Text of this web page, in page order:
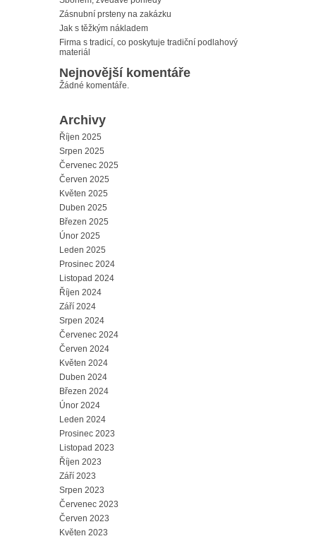
Zásnubní prsteny na zakázku
Jak s těžkým nákladem
Firma s tradicí, co poskytuje tradiční podlahový
materiál
Nejnovější komentáře
Žádné komentáře.
Archivy
Říjen 2025
Srpen 2025
Červenec 2025
Červen 2025
Květen 2025
Duben 2025
Březen 2025
Únor 2025
Leden 2025
Prosinec 2024
Listopad 2024
Říjen 2024
Září 2024
Srpen 2024
Červenec 2024
Červen 2024
Květen 2024
Duben 2024
Březen 2024
Únor 2024
Leden 2024
Prosinec 2023
Listopad 2023
Říjen 2023
Září 2023
Srpen 2023
Červenec 2023
Červen 2023
Květen 2023